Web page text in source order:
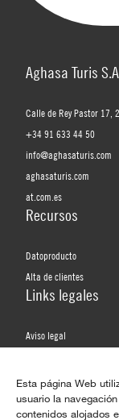
Esta página Web
usuario la
contenidos alojados
Aghasa Turis
Calle de Rey Pastor 17,
+34 91 633 44 50
info@aghasaturis.com
aghasaturis.com
at.com.es
Recursos
Datoproducto
Alta de clientes
Links legales
Aviso legal
Política de privacidad de
Política de cookies